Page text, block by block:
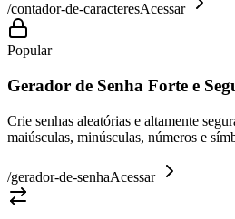
/contador-de-caracteresAcessar
Popular
Gerador de Senha Forte e
Crie senhas aleatórias e altamente
maiúsculas, minúsculas, números e
/gerador-de-senhaAcessar